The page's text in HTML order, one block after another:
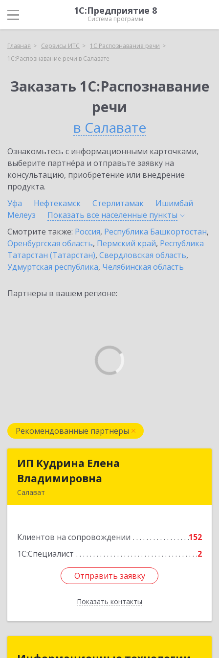
1С:Предприятие 8
Система программ
Главная Сервисы ИТС
1С:Распознавание речи
1С:Распознавание речи в Салавате
Заказать 1С:Распознавание
речи
в Салавате
Ознакомьтесь с информационными карточками,
выберите партнёра и отправьте заявку на
консультацию, приобретение или внедрение
продукта.
Уфа
Нефтекамск Стерлитамак
Ишимбай
Мелеуз
Показать все населенные пункты
Смотрите также: Россия, Республика Башкортостан,
Оренбургская область, Пермский край, Республика
Татарстан (Татарстан), Свердловская область,
Удмуртская республика, Челябинская область
Партнеры в вашем регионе:
Рекомендованные партнеры
ИП Кудрина Елена
Владимировна
Салават
Клиентов на сопровождении
152
1С:Специалист
2
Отправить заявку
Показать контакты
ИП Кудрина Елена
Подробнее
Отправить заявку
Назад
Информационные технологии